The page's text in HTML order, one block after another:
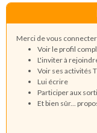
Merci de vous
Voir le profil
L'inviter à
Voir ses activités
Lui écrire
Participer aux
Et bien sûr...